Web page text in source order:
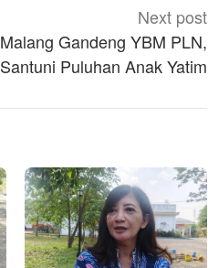
Next post
Gandeng YBM PLN,
Santuni Puluhan Anak Yatim